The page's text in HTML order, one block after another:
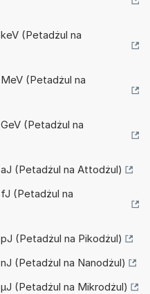
(Petadżul na
(Petadżul na
(Petadżul na
(Petadżul na Attodżul)
(Petadżul na
(Petadżul na Pikodżul)
(Petadżul na Nanodżul)
(Petadżul na Mikrodżul)